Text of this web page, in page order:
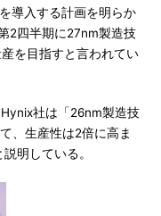
導入する計画を明らか
2四半期に27nm製造技
を目指すと言われてい
社は「26nm製造技
、生産性は2倍に高ま
明している。